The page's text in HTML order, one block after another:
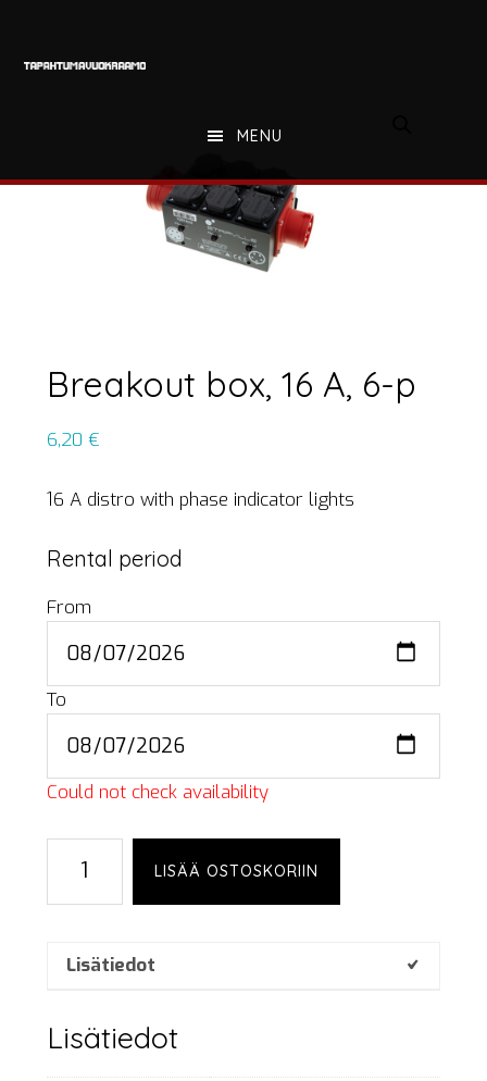
sivupalkkiin
MENU
Breakout box, 16 A, 6-p
6,20 €
16 A distro with phase indicator lights
Rental period
From
To
Could not check availability
16
LISÄÄ OSTOSKORIIN
Lisätiedot
Lisätiedot